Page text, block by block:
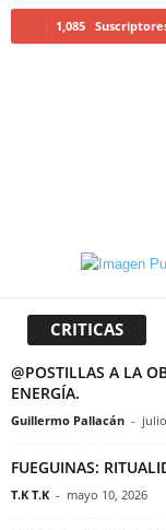
1,085
CRITICAS
@POSTILLAS A LA
ENERGÍA.
Guillermo Pallacán -
FUEGUINAS:
T.K T.K - mayo 10, 2026